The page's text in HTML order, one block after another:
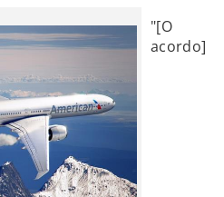
"[O
acordo]